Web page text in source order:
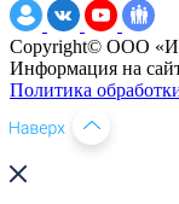
Copyright© ООО
Информация на
Политика